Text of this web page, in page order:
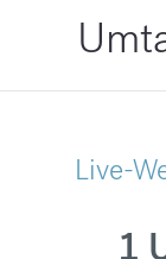
Live-
1